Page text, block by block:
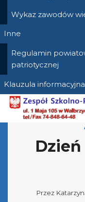
Wykaz zawodów
Inne
Regulamin
patriotycznej
Klauzula
Przez